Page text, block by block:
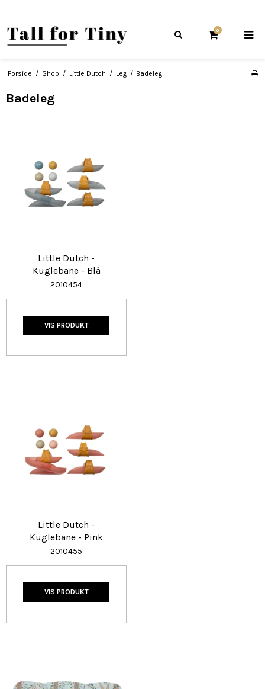
0
Forside / Shop / Little Dutch / Leg / Badeleg
Badeleg
Little Dutch -
Kuglebane - Blå
2010454
VIS PRODUKT
Little Dutch -
Kuglebane - Pink
2010455
VIS PRODUKT